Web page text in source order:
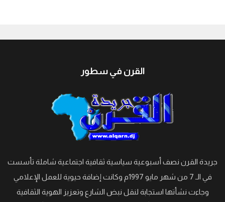
القرن في سطور
جريدة القرن نصف أسبوعية سياسية ثقافية اجتماعية شاملة تأسست
في الـ 7 من شهر مايو 1997م وكانت إضافة حيوية للعمل الإعلامي
وجاءت نشأتها استجابة لنقل نبض الشارع وتعزيز الهوية الثقافية